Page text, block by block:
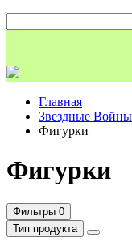
Главная
Звездные Войны
Фигурки
Фигурки
Фильтры 0
Тип продукта